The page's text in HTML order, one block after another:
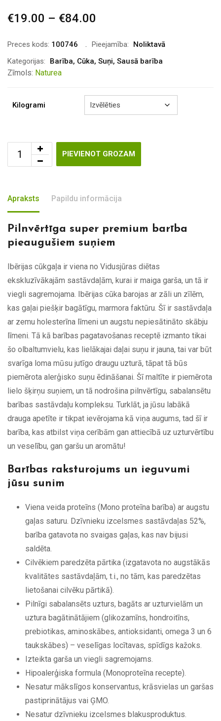
€19.00 – €84.00
€19.00
through
Preces kods: 100746 Pieejamība:
Noliktavā
Kategorijas:
Barība, Cūka, Suņi, Sausā barība
Zīmols: Naturea
Kilogrami
PIEVIENOT GROZAM
Apraksts Papildu informācija
Pilnvērtīga super premium barība
pieaugušiem suņiem
Ibērijas cūkgaļa ir viena no Vidusjūras diētas
ekskluzīvākajām sastāvdaļām, kurai ir maiga garša, un tā ir
viegli sagremojama. Ibērijas cūka barojas ar zāli un zīlēm,
kas gaļai piešķir bagātīgu, marmora faktūru. Šī ir sastāvdaļa
ar zemu holesterīna līmeni un augstu nepiesātināto skābju
līmeni. Tā kā barības pagatavošanas receptē izmanto tikai
šo olbaltumvielu, kas lielākajai daļai suņu ir jauna, tai var būt
svarīga loma mūsu jutīgo draugu uzturā, tāpat tā būs
piemērota alerģisko suņu ēdināšanai. Šī maltīte ir piemērota
lielo šķirņu suņiem, un tā nodrošina pilnvērtīgu, sabalansētu
barības sastāvdaļu kompleksu. Turklāt, ja jūsu labākā
drauga apetīte ir tikpat ievērojama kā viņa augums, tad šī ir
barība, kas atbilst viņa cerībām gan attiecībā uz uzturvērtību
un veselību, gan garšu un aromātu!
Barības raksturojums un ieguvumi
jūsu sunim
Viena veida proteīns (Mono proteīna barība) ar augstu
gaļas saturu. Dzīvnieku izcelsmes sastāvdaļas 52%,
barība gatavota no svaigas gaļas, kas nav bijusi
saldēta.
Cilvēkiem paredzēta pārtika (izgatavota no augstākās
kvalitātes sastāvdaļām, t.i., no tām, kas paredzētas
lietošanai cilvēku pārtikā).
Pilnīgi sabalansēts uzturs, bagāts ar uzturvielām un
uztura bagātinātājiem (glikozamīns, hondroitīns,
prebiotikas, aminoskābes, antioksidanti, omega 3 un 6
taukskābes) – veselīgas locītavas, spīdīgs kažoks.
Izteikta garša un viegli sagremojams.
Hipoalerģiska formula (Monoproteīna recepte).
Nesatur mākslīgos konservantus, krāsvielas un garšas
pastiprinātājus vai ĢMO.
Nesatur dzīvnieku izcelsmes blakusproduktus.